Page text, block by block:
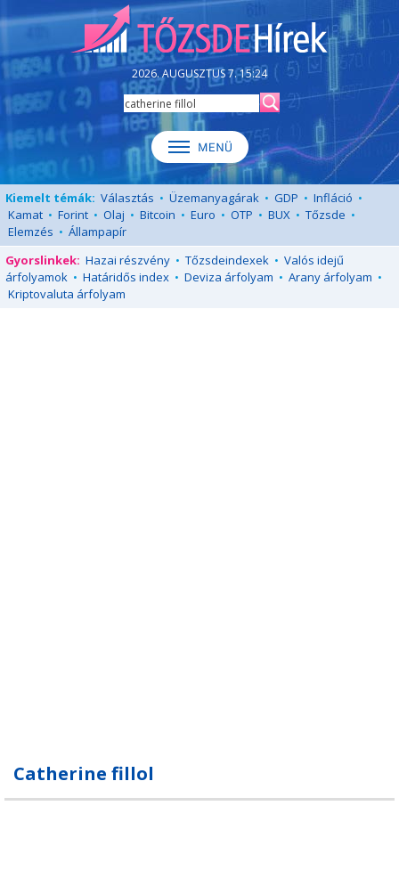
2026. AUGUSZTUS 7. 15:24
Kiemelt témák: Választás • Üzemanyagárak • GDP • Infláció •
Kamat • Forint • Olaj • Bitcoin • Euro • OTP • BUX • Tőzsde •
Elemzés • Állampapír
Gyorslinkek: Hazai részvény • Tőzsdeindexek • Valós idejű
árfolyamok • Határidős index • Deviza árfolyam • Arany árfolyam •
Kriptovaluta árfolyam
Catherine fillol